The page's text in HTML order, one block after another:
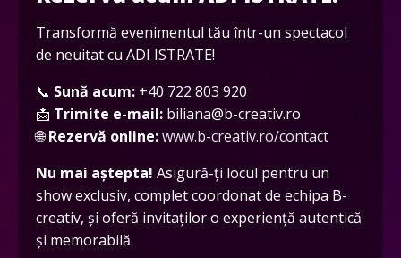
Transformă evenimentul tău într-un spectacol
de neuitat cu ADI ISTRATE!
📞 Sună acum: +40 722 803 920
📩 Trimite e-mail: biliana@b-creativ.ro
🌐Rezervă online:www.b-creativ.ro/contact
Nu mai aștepta! Asigură-ți locul pentru un
show exclusiv, complet coordonat de echipa B-
creativ, și oferă invitaților o experiență autentică
și memorabilă.